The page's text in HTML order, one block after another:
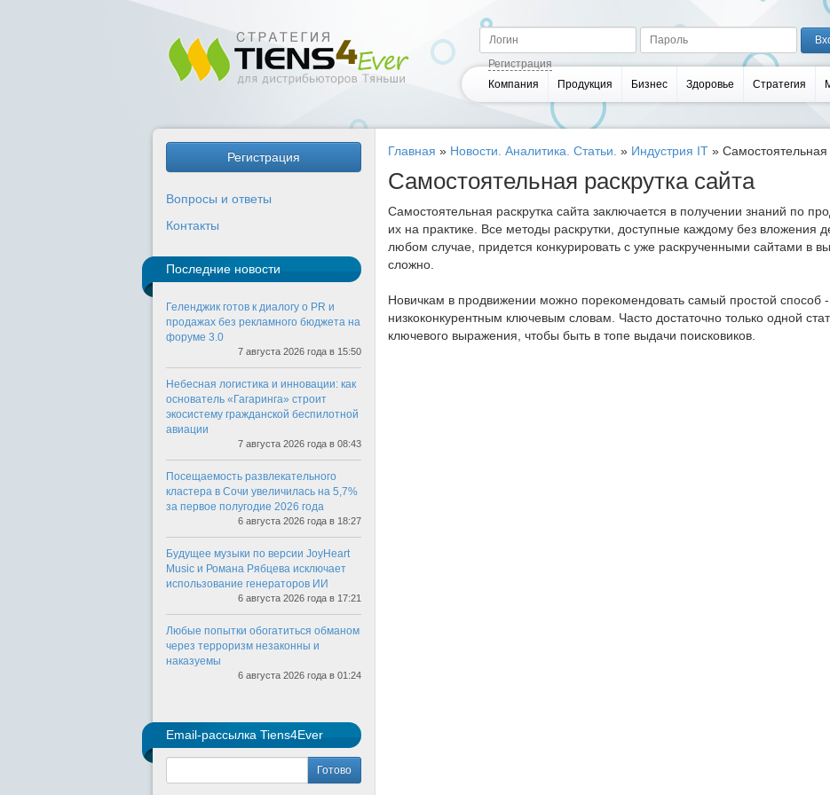
Регистрация
Компания
Продукция Бизнес Здоровье Стратегия
Регистрация
Вопросы и ответы
Контакты
Последние новости
Геленджик готов к диалогу о PR и
продажах без рекламного бюджета на
форуме 3.0
7 августа 2026 года в 15:50
Небесная логистика и инновации: как
основатель «Гагаринга» строит
экосистему гражданской беспилотной
авиации
7 августа 2026 года в 08:43
Посещаемость развлекательного
кластера в Сочи увеличилась на 5,7%
за первое полугодие 2026 года
6 августа 2026 года в 18:27
Будущее музыки по версии JoyHeart
Music и Романа Рябцева исключает
использование генераторов ИИ
6 августа 2026 года в 17:21
Любые попытки обогатиться обманом
через терроризм незаконны и
наказуемы
6 августа 2026 года в 01:24
Email-рассылка Tiens4Ever
Готово
Главная » Новости. Аналитика. Статьи. » Индустрия IT » Самостоятельная
Самостоятельная раскрутка сайта
Самостоятельная раскрутка сайта заключается в получении знаний по
их на практике. Все методы раскрутки, доступные каждому без вложения
любом случае, придется конкурировать с уже раскрученными сайтами в
сложно.
Новичкам в продвижении можно порекомендовать самый простой способ
низкоконкурентным ключевым словам. Часто достаточно только одной
ключевого выражения, чтобы быть в топе выдачи поисковиков.